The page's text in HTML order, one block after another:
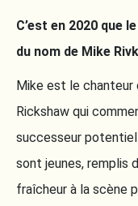
C’est en 2020 que
du nom de Mike
Mike est le chanteur
Rickshaw qui
successeur
sont jeunes, remplis
fraîcheur à la scène